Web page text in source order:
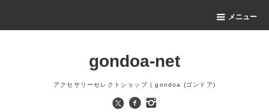
メニュー
gondoa-net
アクセサリーセレクトショップ | gondoa (ゴンドア)